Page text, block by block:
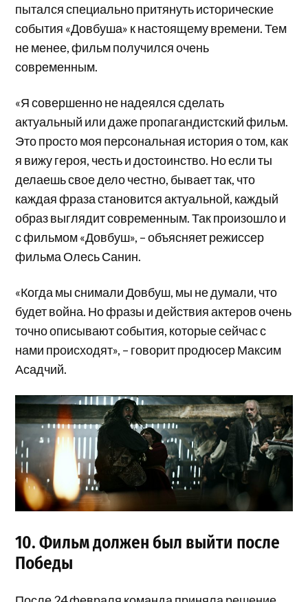
пытался специально притянуть исторические
события «Довбуша» к настоящему времени. Тем
не менее, фильм получился очень
современным.
«Я совершенно не надеялся сделать
актуальный или даже пропагандистский фильм.
Это просто моя персональная история о том, как
я вижу героя, честь и достоинство. Но если ты
делаешь свое дело честно, бывает так, что
каждая фраза становится актуальной, каждый
образ выглядит современным. Так произошло и
с фильмом «Довбуш», – объясняет режиссер
фильма Олесь Санин.
«Когда мы снимали Довбуш, мы не думали, что
будет война. Но фразы и действия актеров очень
точно описывают события, которые сейчас с
нами происходят», – говорит продюсер Максим
Асадчий.
10. Фильм должен был выйти после
Победы